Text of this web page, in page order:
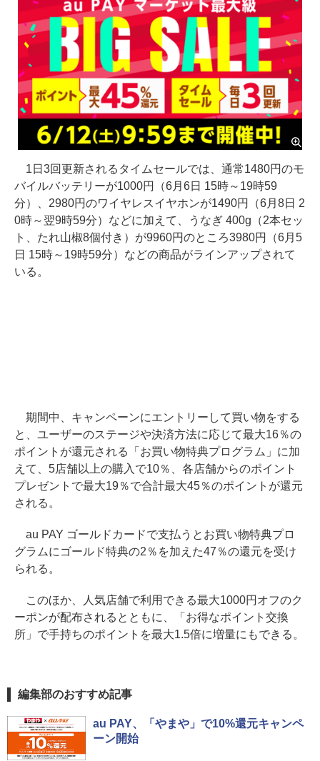
1日3回更新されるタイムセールでは、通常1480円のモ
バイルバッテリーが1000円（6月6日 15時～19時59
分）、2980円のワイヤレスイヤホンが1490円（6月8日 2
0時～翌9時59分）などに加えて、うなぎ 400g（2本セッ
ト、たれ山椒8個付き）が9960円のところ3980円（6月5
日 15時～19時59分）などの商品がラインアップされて
いる。
期間中、キャンペーンにエントリーして買い物をする
と、ユーザーのステージや決済方法に応じて最大16％の
ポイントが還元される「お買い物特典プログラム」に加
えて、5店舗以上の購入で10％、各店舗からのポイント
プレゼントで最大19％で合計最大45％のポイントが還元
される。
au PAY ゴールドカードで支払うとお買い物特典プロ
グラムにゴールド特典の2％を加えた47％の還元を受け
られる。
このほか、人気店舗で利用できる最大1000円オフのク
ーポンが配布されるとともに、「お得なポイント交換
所」で手持ちのポイントを最大1.5倍に増量にもできる。
編集部のおすすめ記事
au PAY、「やまや」で10%還元キャンペ
ーン開始